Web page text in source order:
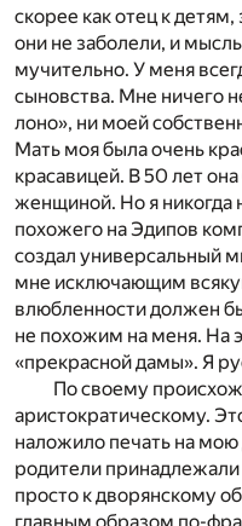
скорее как отец к
они не заболели, и
мучительно. У меня
сыновства. Мне ничего
лоно», ни моей
Мать моя была очень
красавицей. В 50 лет
женщиной. Но я никогда
похожего на Эдипов
создал универсальный
мне исключающим
влюбленности должен
не похожим на меня. На
«прекрасной дамы». Я
По своему
аристократическому.
наложило печать на
родители принадлежали
просто к дворянскому